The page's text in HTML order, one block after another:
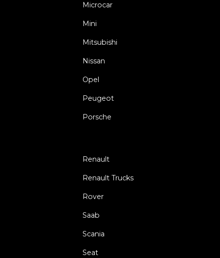
Microcar
Mini
Mitsubishi
Nissan
Opel
Peugeot
Porsche
Renault
Renault Trucks
Rover
Saab
Scania
Seat